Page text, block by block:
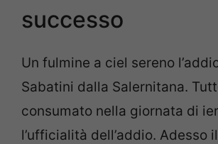
successo
Un fulmine a ciel sereno
Sabatini dalla Salernitana.
consumato nella giornata di
l’ufficialità dell’addio. Adesso